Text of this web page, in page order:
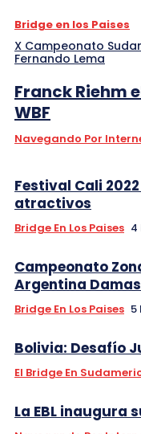
Bridge en los Paises
X Campeonato
Fernando Lema
Franck Riehm
WBF
Navegando Por
Festival Cali
atractivos
Bridge En Los Paises 4
Campeonato
Argentina Damas
Bridge En Los Paises 5
Bolivia: Desafío
El Bridge En
La EBL inaugura